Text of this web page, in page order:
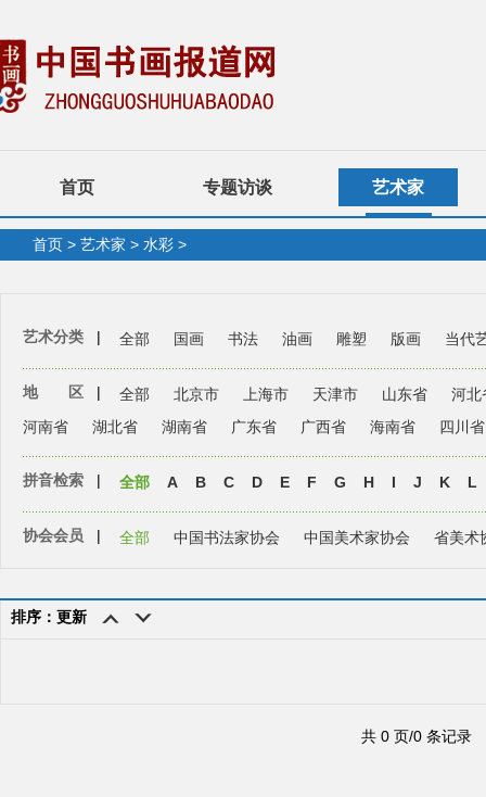
首页 专题访谈 艺术家
首页 > 艺术家 > 水彩 >
艺术分类 | 全部 国画 书法 油画 雕塑 版画 当代
地 区 | 全部 北京市 上海市 天津市 山东省
河北
河南省
湖北省 湖南省 广东省 广西省 海南省 四川省
拼音检索 | 全部 A B C D E F G H I J K L
协会会员 | 全部 中国书法家协会 中国美术家协会 省美术
排序：更新
共 0 页/0 条记录